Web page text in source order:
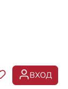
У ВАС ЕСТЬ
ВХОД